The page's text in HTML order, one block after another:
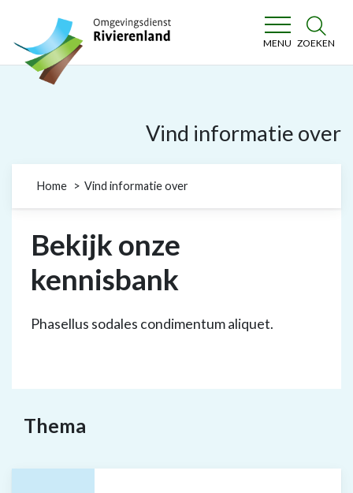
Omgevingsdienst Rivierenland
MENU ZOEKEN
Vind informatie over
Home Vind informatie over
Bekijk onze
kennisbank
Phasellus sodales condimentum aliquet.
Filters
Thema